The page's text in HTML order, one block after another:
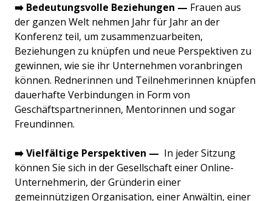
➡️ Bedeutungsvolle Beziehungen — Frauen aus
der ganzen Welt nehmen Jahr für Jahr an der
Konferenz teil, um zusammenzuarbeiten,
Beziehungen zu knüpfen und neue Perspektiven zu
gewinnen, wie sie ihr Unternehmen voranbringen
können. Rednerinnen und Teilnehmerinnen knüpfen
dauerhafte Verbindungen in Form von
Geschäftspartnerinnen, Mentorinnen und sogar
Freundinnen.
➡️ Vielfältige Perspektiven — In jeder Sitzung
können Sie sich in der Gesellschaft einer Online-
Unternehmerin, der Gründerin einer
gemeinnützigen Organisation, einer Anwältin, einer